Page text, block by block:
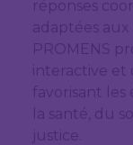
réponses
adaptées
PROMENS
interactive et
favorisant les
la santé, du
justice.